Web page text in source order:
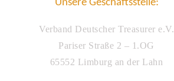
Unsere Geschäftsstelle:
Verband Deutscher Treasurer e.V.
Pariser Straße 2 – 1.OG
65552 Limburg an der Lahn